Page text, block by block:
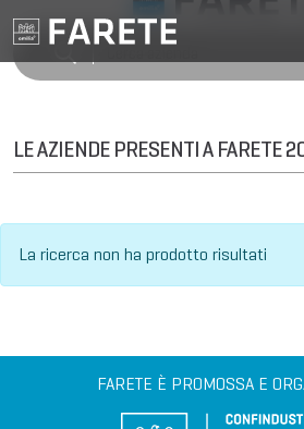
LE AZIENDE PRESENTI A FARETE
La ricerca non ha prodotto risultati
FARETE È PROMOSSA E